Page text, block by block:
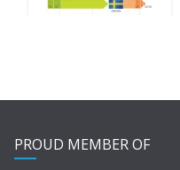
PROUD MEMBER OF